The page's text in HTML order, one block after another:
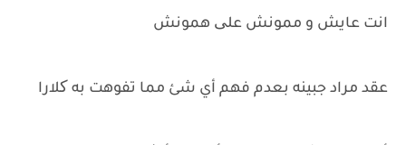
انت عايش و ممونش علی همونش
عقد مراد جبينه بعدم فهم أي شئ مما تفوهت به کلارا